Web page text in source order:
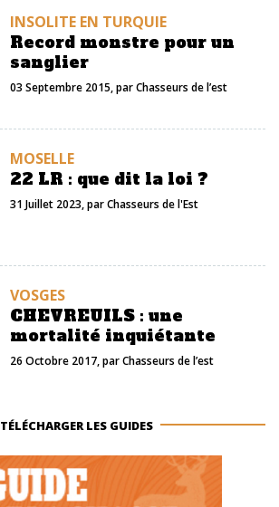
INSOLITE EN TURQUIE
Record monstre pour un
sanglier
03 Septembre 2015, parChasseurs de l’est
MOSELLE
22 LR : que dit la loi ?
31 Juillet 2023, parChasseurs de l'Est
VOSGES
CHEVREUILS : une
mortalité inquiétante
26 Octobre 2017, parChasseurs de l’est
TÉLÉCHARGER LES GUIDES